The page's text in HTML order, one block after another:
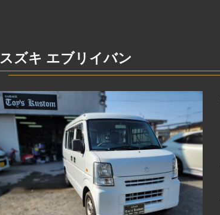
スズキ エブリイバン